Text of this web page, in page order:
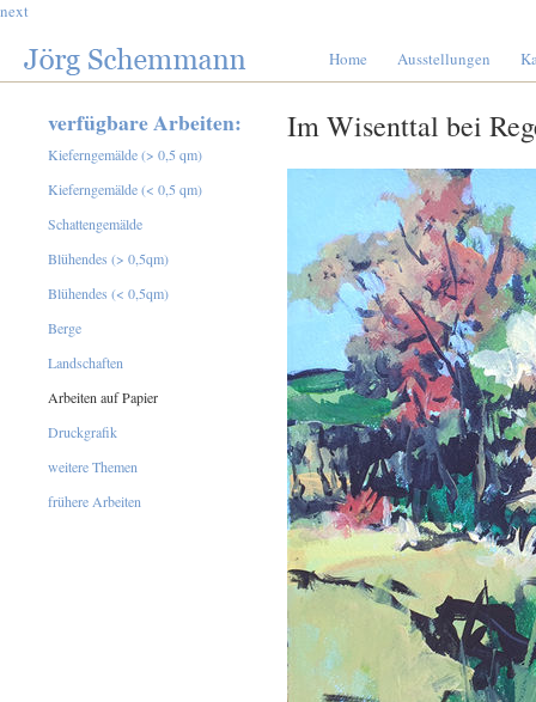
next
Home Ausstellungen
Im Wisenttal bei
verfügbare Arbeiten:
Kieferngemälde (> 0,5 qm)
Kieferngemälde (< 0,5 qm)
Schattengemälde
Blühendes (> 0,5qm)
Blühendes (< 0,5qm)
Berge
Landschaften
Arbeiten auf Papier
Druckgrafik
weitere Themen
frühere Arbeiten